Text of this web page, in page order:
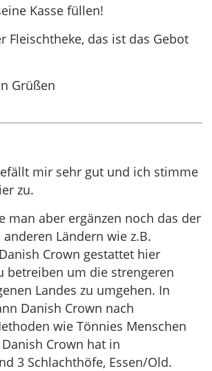
Kasse füllen!
Fleischtheke, das ist das Gebot
Grüßen
mir sehr gut und ich stimme
zu.
man aber ergänzen noch das der
anderen Ländern wie z.B.
Crown gestattet hier
betreiben um die strengeren
Landes zu umgehen. In
Danish Crown nach
wie Tönnies Menschen
Crown hat in
3 Schlachthöfe, Essen/Old.